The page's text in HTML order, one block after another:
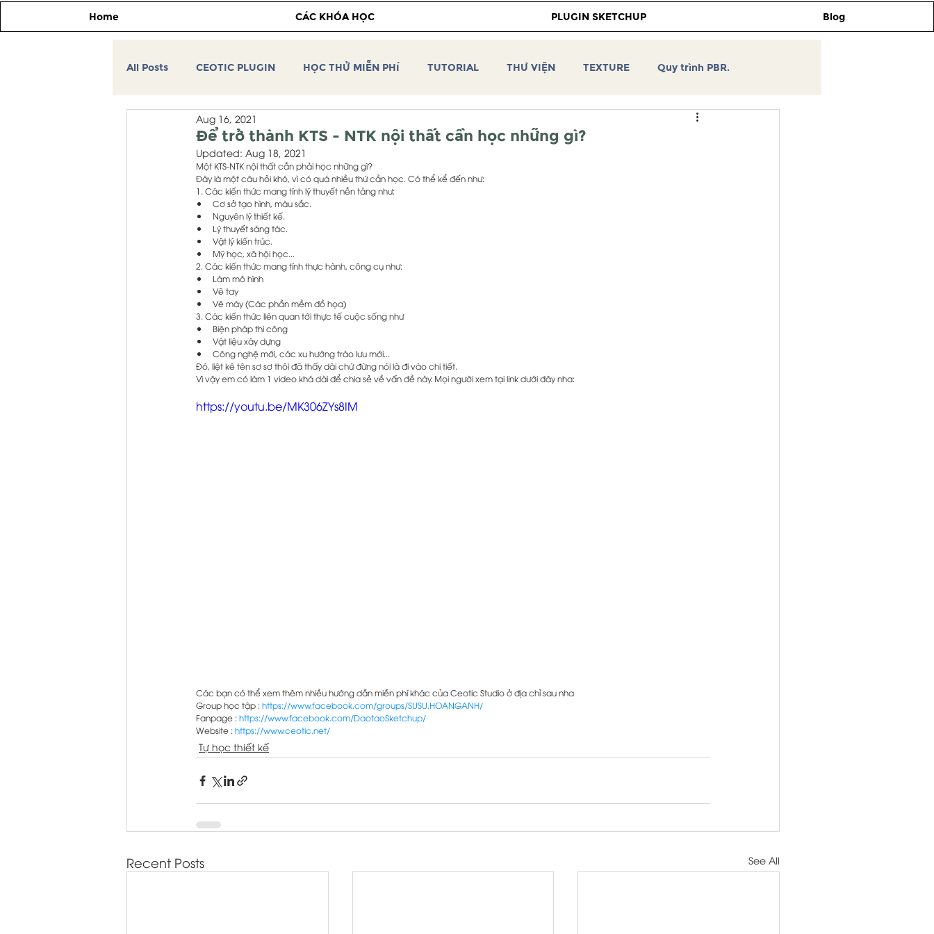
Home CÁC KHÓA HỌC PLUGIN SKETCHUP Blog
All Posts CEOTIC PLUGIN HỌC THỬ MIỄN PHÍ TUTORIAL THƯ VIỆN TEXTURE Quy trình PBR.
CEOTIC TIP&TRICK Tự học thiết kế
THƯ VIỆN 3DSMAX HỌC VIÊN CEOTIC VRAY 6 for SKETCHUP
MÁY TÍNH ĐỒ HỌA KIẾN TRÚC
Để trở thành KTS - NTK nội thất cần học những gì?
Aug 16, 2021
Updated: Aug 18, 2021
Một KTS-NTK nội thất cần phải học những gì?
Đây là một câu hỏi khó, vì có quá nhiều thứ cần học. Có thể kể đến như:
1. Các kiến thức mang tính lý thuyết nền tảng như:
Cơ sở tạo hình, màu sắc.
Nguyên lý thiết kế.
Lý thuyết sáng tác.
Vật lý kiến trúc.
Mỹ học, xã hội học...
2. Các kiến thức mang tính thực hành, công cụ như:
Làm mô hình
Vẽ tay
Vẽ máy (Các phần mềm đồ họa)
3. Các kiến thức liên quan tới thực tế cuộc sống như
Biện pháp thi công
Vật liệu xây dựng
Công nghệ mới, các xu hướng trào lưu mới...
Đó, liệt kê tên sơ sơ thôi đã thấy dài chứ đừng nói là đi vào chi tiết.
Vì vậy em có làm 1 video khá dài để chia sẻ về vấn đề này. Mọi người xem tại link dưới đây nha:
https://youtu.be/MK306ZYs8IM
Các bạn có thể xem thêm nhiều hướng dẫn miễn phí khác của Ceotic Studio ở địa chỉ sau nha
Group học tập : https://www.facebook.com/groups/SUSU.HOANGANH/
Fanpage : https://www.facebook.com/DaotaoSketchup/
Website : https://www.ceotic.net/
Tự học thiết kế
Recent Posts See All